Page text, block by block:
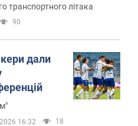
транспортного літака
90
дали
16:32 18